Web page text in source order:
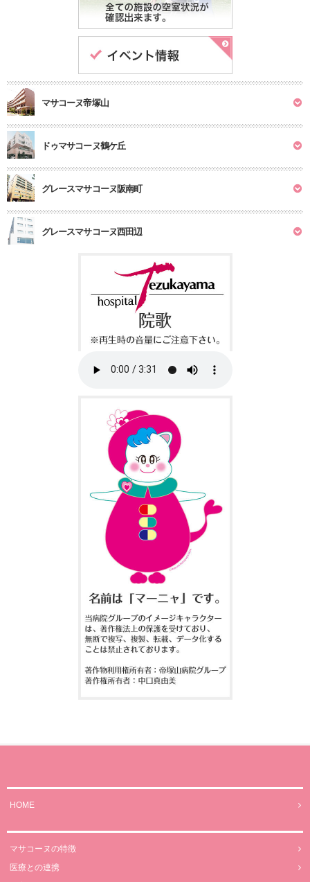
マサコーヌ帝塚山
ドゥマサコーヌ鶴ケ丘
グレースマサコーヌ阪南町
グレースマサコーヌ西田辺
HOME
マサコーヌの特徴
医療との連携